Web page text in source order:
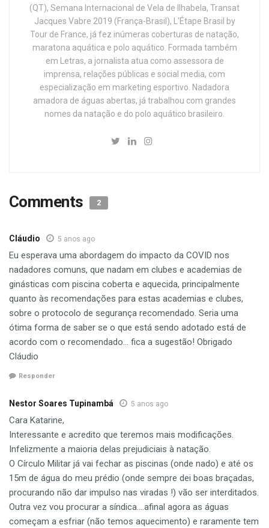
(QT), Semana Internacional de Vela de Ilhabela, Transat
Jacques Vabre 2019 (França-Brasil), L'Étape Brasil by
Tour de France, já fez inúmeras coberturas de natação,
maratona aquática e polo aquático. Formada também
em Letras, a jornalista atua como assessora de
imprensa, relações públicas e social media, com
especialização em marketing esportivo. Nadadora
amadora de águas abertas, já trabalhou com grandes
nomes da natação e do polo aquático brasileiro.
Comments 2
Cláudio 5 anos ago
Eu esperava uma abordagem do impacto da COVID nos
nadadores comuns, que nadam em clubes e academias de
ginásticas com piscina coberta e aquecida, principalmente
quanto às recomendações para estas academias e clubes,
sobre o protocolo de segurança recomendado. Seria uma
ótima forma de saber se o que está sendo adotado está de
acordo com o recomendado… fica a sugestão! Obrigado
Cláudio
Responder
Nestor Soares Tupinambá 5 anos ago
Cara Katarine,
Interessante e acredito que teremos mais modificações.
Infelizmente a maioria delas prejudiciais à natação.
O Círculo Militar já vai fechar as piscinas (onde nado) e até os
15m de água do meu prédio (onde sempre dei boas braçadas,
procurando não dar impulso nas viradas !) vão ser interditados.
Outra vez vou procurar a síndica….afinal agora as águas
começam a esfriar (não temos aquecimento) e raramente tem